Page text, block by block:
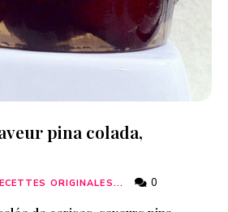
pina colada,
ORIGINALES... 0